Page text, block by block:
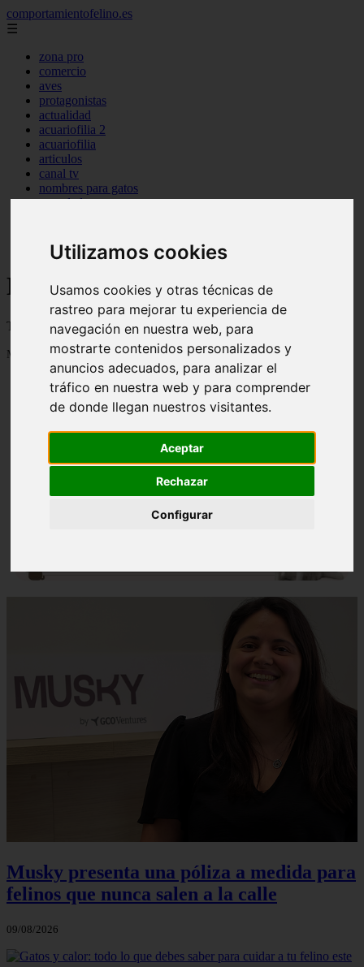
Utilizamos cookies
Usamos cookies y otras técnicas de
rastreo para mejorar tu experiencia de
navegación en nuestra web, para
mostrarte contenidos personalizados y
anuncios adecuados, para analizar el
tráfico en nuestra web y para comprender
de donde llegan nuestros visitantes.
Aceptar
Rechazar
Configurar
comportamientofelino.es
☰
zona pro
comercio
aves
protagonistas
actualidad
acuariofilia 2
acuariofilia
articulos
canal tv
nombres para gatos
novedades
zona pro
Blog sobre gatos
Todo sobre gatos, nombres de gatos y razas de gatos
Mostrando 1 - 24 de 2803 artículos
Musky presenta una póliza a medida para
felinos que nunca salen a la calle
09/08/2026